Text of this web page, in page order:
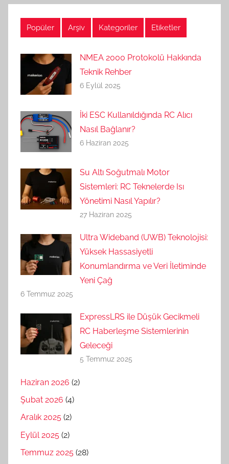
Popüler Arşiv Kategoriler Etiketler
NMEA 2000 Protokolü Hakkında
Teknik Rehber
6 Eylül 2025
İki ESC Kullanıldığında RC Alıcı
Nasıl Bağlanır?
6 Haziran 2025
Su Altı Soğutmalı Motor
Sistemleri: RC Teknelerde Isı
Yönetimi Nasıl Yapılır?
27 Haziran 2025
Ultra Wideband (UWB) Teknolojisi:
Yüksek Hassasiyetli
Konumlandırma ve Veri İletiminde
Yeni Çağ
6 Temmuz 2025
ExpressLRS ile Düşük Gecikmeli
RC Haberleşme Sistemlerinin
Geleceği
5 Temmuz 2025
Haziran 2026 (2)
Şubat 2026 (4)
Aralık 2025 (2)
Eylül 2025 (2)
Temmuz 2025 (28)